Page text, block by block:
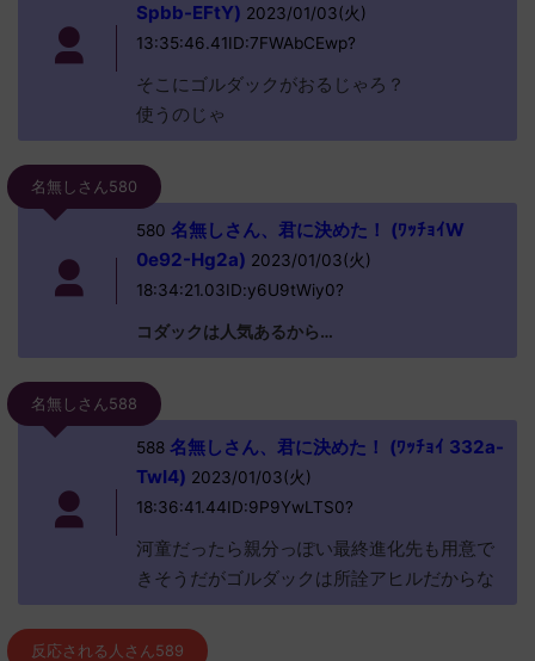
Spbb-EFtY) 2023/01/03(火)
13:35:46.41ID:7FWAbCEwp?
そこにゴルダックがおるじゃろ？
使うのじゃ
名無しさん580
580 名無しさん、君に決めた！ (ﾜｯﾁｮｲW
0e92-Hg2a) 2023/01/03(火)
18:34:21.03ID:y6U9tWiy0?
コダックは人気あるから…
名無しさん588
588名無しさん、君に決めた！ (ﾜｯﾁｮｲ 332a-
TwI4) 2023/01/03(火)
18:36:41.44ID:9P9YwLTS0?
河童だったら親分っぽい最終進化先も用意で
きそうだがゴルダックは所詮アヒルだからな
反応される人さん589